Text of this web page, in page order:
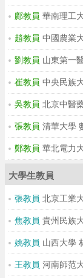
鄺教員 華南理工
趙教員 中國農業
劉教員 山東第一
崔教員 中央民族
吳教員 北京中醫
張教員 清華大學
鄭教員 華北電力
大學生教員
張教員 北京工業
焦教員 貴州民族
姚教員 山西大學
王教員 河南師范